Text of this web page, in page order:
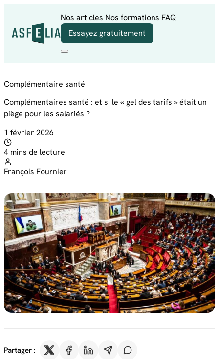
Nos articles Nos formations FAQ
Essayez gratuitement
Complémentaire santé
Complémentaires santé : et si le « gel des tarifs » était un
piège pour les salariés ?
1 février 2026
4 mins de lecture
François Fournier
Partager :